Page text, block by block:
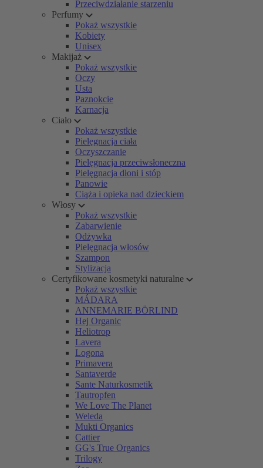
Przeciwdziałanie starzeniu
Perfumy
Pokaż wszystkie
Kobiety
Unisex
Makijaż
Pokaż wszystkie
Oczy
Usta
Paznokcie
Karnacja
Ciało
Pokaż wszystkie
Pielęgnacja ciała
Oczyszczanie
Pielęgnacja przeciwsłoneczna
Pielęgnacja dłoni i stóp
Panowie
Ciąża i opieka nad dzieckiem
Włosy
Pokaż wszystkie
Zabarwienie
Odżywka
Pielęgnacja włosów
Szampon
Stylizacja
Certyfikowane kosmetyki naturalne
Pokaż wszystkie
MÁDARA
ANNEMARIE BÖRLIND
Hej Organic
Heliotrop
Lavera
Logona
Primavera
Santaverde
Sante Naturkosmetik
Tautropfen
We Love The Planet
Weleda
Mukti Organics
Cattier
GG's True Organics
Trilogy